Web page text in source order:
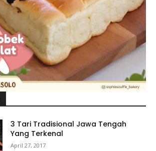
3 Tari Tradisional Jawa Tengah
Yang Terkenal
April 27, 2017